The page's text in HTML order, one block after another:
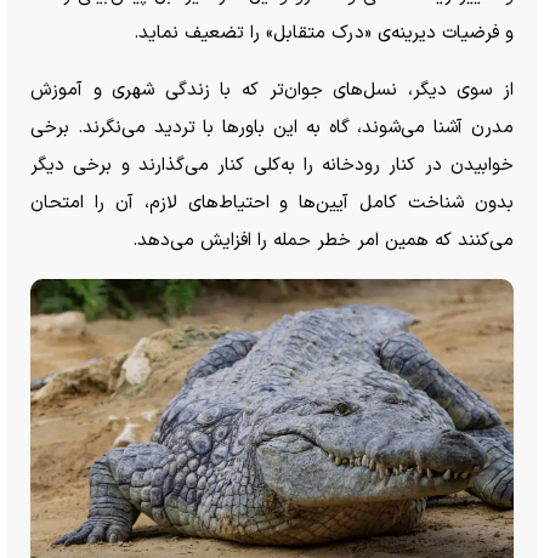
و فرضیات دیرینه‌ی «درک متقابل» را تضعیف نماید.
از سوی دیگر، نسل‌های جوان‌تر که با زندگی شهری و آموزش
مدرن آشنا می‌شوند، گاه به این باور‌ها با تردید می‌نگرند. برخی
خوابیدن در کنار رودخانه را به‌کلی کنار می‌گذارند و برخی دیگر
بدون شناخت کامل آیین‌ها و احتیاط‌های لازم، آن را امتحان
می‌کنند که همین امر خطر حمله را افزایش می‌دهد.